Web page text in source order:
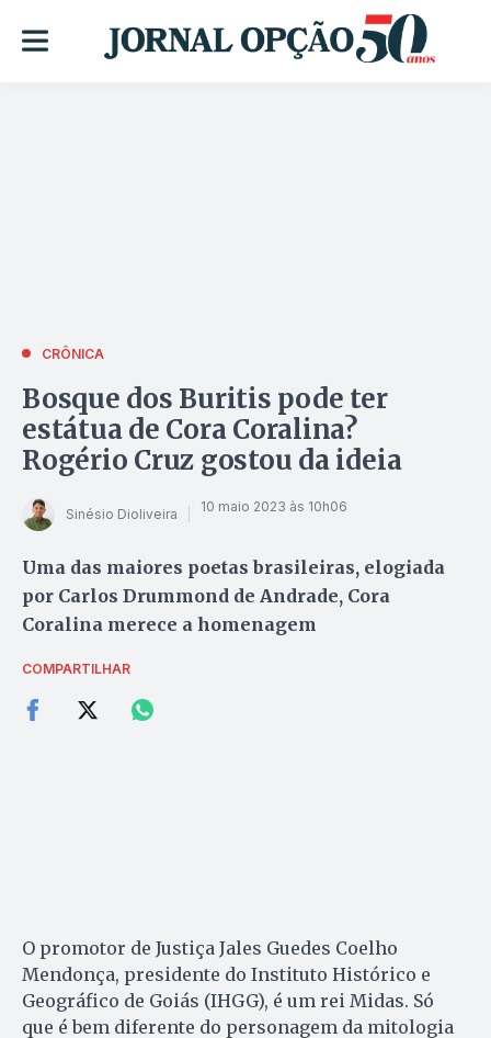
CRÔNICA
Bosque dos Buritis pode ter
estátua de Cora Coralina?
Rogério Cruz gostou da ideia
Sinésio Dioliveira 10 maio 2023 às 10h06
Uma das maiores poetas brasileiras, elogiada
por Carlos Drummond de Andrade, Cora
Coralina merece a homenagem
COMPARTILHAR
O promotor de Justiça Jales Guedes Coelho
Mendonça, presidente do Instituto Histórico e
Geográfico de Goiás (IHGG), é um rei Midas. Só
que é bem diferente do personagem da mitologia